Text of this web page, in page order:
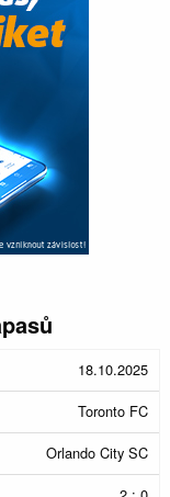
Konec
zápasu
18.10.2025
Toronto FC
Orlando City SC